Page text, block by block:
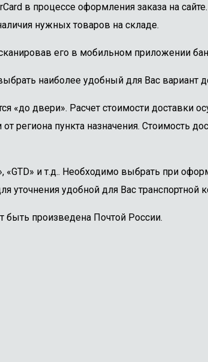
в процессе оформления заказа на
нужных товаров на складе.
его в мобильном приложении
наиболее удобный для Вас вариант
«до двери». Расчет стоимости доставки
региона пункта назначения. Стоимость
и т.д.. Необходимо выбрать при
удобной для Вас транспортной
быть произведена Почтой России.